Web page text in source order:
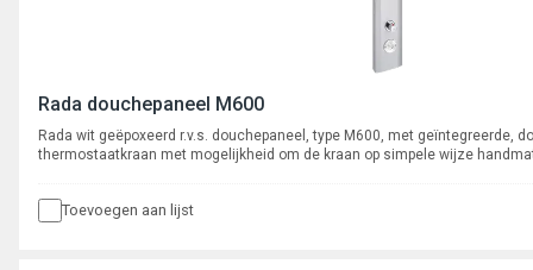
Rada douchepaneel M600
Rada wit geëpoxeerd r.v.s. douchepaneel, type M600, met geïntegreerde,
thermostaatkraan met mogelijkheid om de kraan op simpele wijze
led's. Met instelbare spoeltijd, pauzetijd, blokkeertijd en cyclusspoeling.
Toevoegen aan lijst